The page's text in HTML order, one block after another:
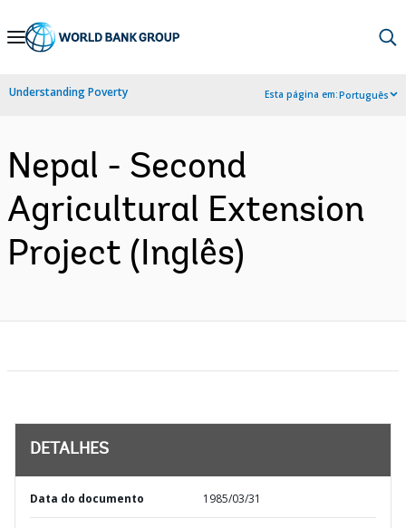
Skip
Navigation
Understanding Poverty Esta página em:Português
Nepal - Second
Agricultural Extension
Project (Inglês)
DETALHES
Data do documento 1985/03/31